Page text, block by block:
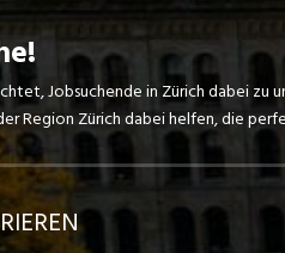
Jobsuchende in Zürich dabei
Region Zürich dabei helfen, die